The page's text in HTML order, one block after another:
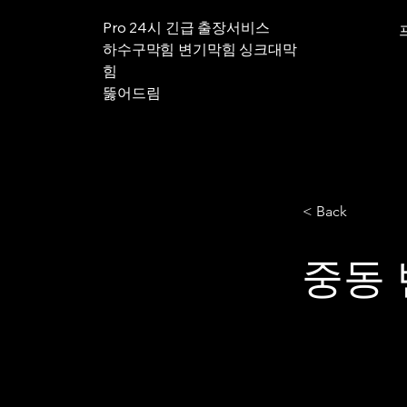
Pro 24시 긴급 출장서비스
하수구막힘 변기막힘 싱크대막
힘
뚫어드림
< Back
중동